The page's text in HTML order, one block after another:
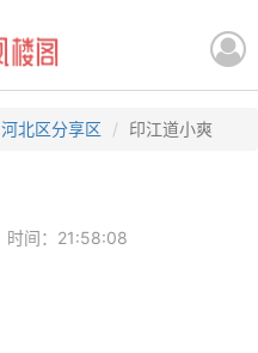
河北区分享区 印江道小爽
时间：21:58:08